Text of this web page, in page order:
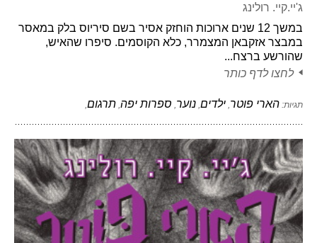
ג'יי.קיי. רולינג
במשך 12 שנים ארוכות הוחזק אסיר בשם סיריוס בלק במאסר
במבצר אזקבאן המצמרר, כלא הקוסמים. סיפרו שהאיש,
שהורשע ברצח...
לחצו לדף כותר
תגיות: הארי פוטר ילדים נוער ספרות יפה תרגום